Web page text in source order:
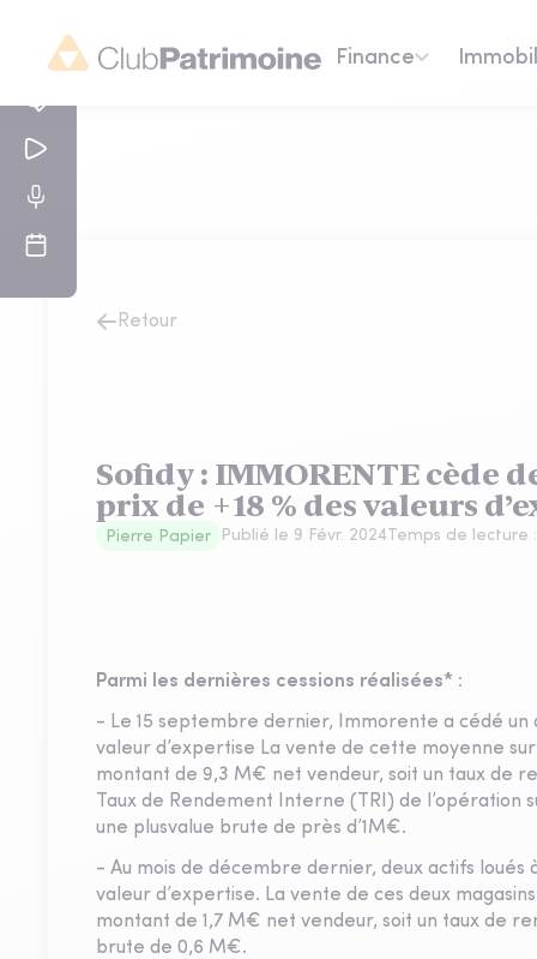
Finance
Retour
Sofidy : IMMORENTE cède
prix de +18 % des valeurs
Pierre Papier Publié le 9 Févr. 2024Temps de lecture :
Parmi les dernières cessions réalisées* :
- Le 15 septembre dernier, Immorente a cédé un
valeur d’expertise La vente de cette moyenne
montant de 9,3 M€ net vendeur, soit un taux de
Taux de Rendement Interne (TRI) de l’opération
une plusvalue brute de près d’1M€.
- Au mois de décembre dernier, deux actifs loués
valeur d’expertise. La vente de ces deux
montant de 1,7 M€ net vendeur, soit un taux de
brute de 0,6 M€.